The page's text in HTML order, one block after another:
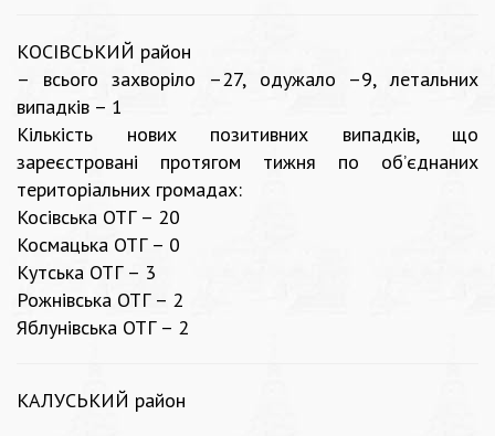
КОСІВСЬКИЙ район
– всього захворіло –27, одужало –9, летальних
випадків – 1
Кількість нових позитивних випадків, що
зареєстровані протягом тижня по об’єднаних
територіальних громадах:
Косівська ОТГ – 20
Космацька ОТГ – 0
Кутська ОТГ – 3
Рожнівська ОТГ – 2
Яблунівська ОТГ – 2
КАЛУСЬКИЙ район